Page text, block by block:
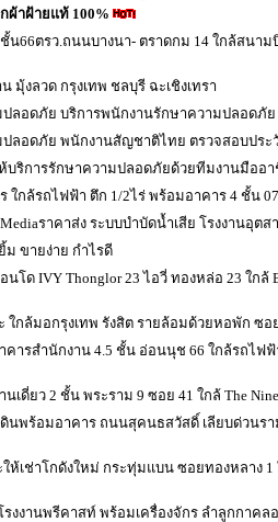
ผ้าฝ้ายแท้ 100%
ชั้น66ตรว.ถนนบางนา- ตราดกม 14 ใกล้สนา
มุ้งลวด กรุงเทพ ชลบุรี ฉะเชิงเทรา
ลอดภัย บริการพนักงานรักษาความปลอดภัย
ลอดภัย พนักงานสัญชาติไทย ตรวจสอบประ
บริการรักษาความปลอดภัยด้วยทีมงานมืออ
ใกล้รถไฟฟ้า ตึก 1/2ไร่ พร้อมอาคาร 4 ชั้น
ราคาส่ง ระบบบำบัดน้ำเสีย โรงงานอุต
ขายง่าย กำไรดี
นโด IVY Thonglor 23 ไอวี่ ทองหล่อ 23 ใกล้
ใกล้มอกรุงเทพ รังสิต รายล้อมด้วยหอพัก ซอ
คารสำนักงาน 4.5 ชั้น อ่อนนุช 66 ใกล้รถไฟ
นเดี่ยว 2 ชั้น พระราม 9 ซอย 41 ใกล้ The
ดินพร้อมอาคาร ถนนสุคนธสวัสดิ์ เลียบด่วนร
ห้เช่าโกดังใหม่ กระทุ่มแบน ซอยทองหลาง 1
รงงานพรีคาสท์ พร้อมเครื่องจักร ลำลูกกาคล